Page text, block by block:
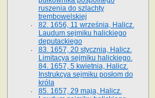
ruszenia do szlachty
trembowelskiej
82. 1656, 11 września, Halicz.
Laudum sejmiku halickiego
deputackiego
83. 1657, 20 stycznia, Halicz.
Limitacya sejmiku halickiego.
84. 1657, 5 kwietnia, Halicz.
Instrukcya sejmiku posłom do
króla
85. 1657, 29 maja, Halicz.